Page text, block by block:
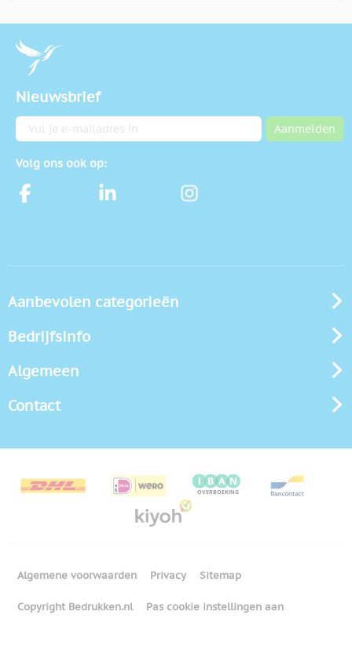
Nieuwsbrief
E-mailadres Aanmelden
Volg ons ook op:
Aanbevolen categorieën
Bedrijfsinfo
Algemeen
Contact
Algemene voorwaarden Privacy Sitemap
Copyright Bedrukken.nl Pas cookie instellingen aan